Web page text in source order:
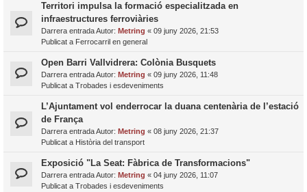
Territori impulsa la formació especialitzada en
infraestructures ferroviàries
Darrera entrada Autor: Metring « 09 juny 2026, 21:53
Publicat a Ferrocarril en general
Open Barri Vallvidrera: Colònia Busquets
Darrera entrada Autor: Metring « 09 juny 2026, 11:48
Publicat a Trobades i esdeveniments
L’Ajuntament vol enderrocar la duana centenària de l’estació
de França
Darrera entrada Autor: Metring « 08 juny 2026, 21:37
Publicat a Història del transport
Exposició "La Seat: Fàbrica de Transformacions"
Darrera entrada Autor: Metring « 04 juny 2026, 11:07
Publicat a Trobades i esdeveniments